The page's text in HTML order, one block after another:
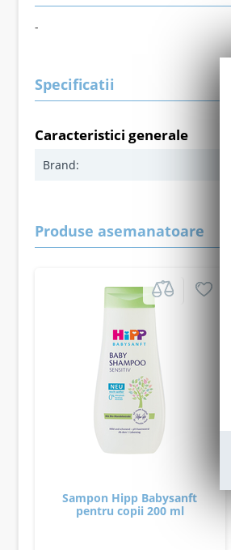
-
Specificatii
Caracteristici generale
Brand:
Produse asemanatoare
Sampon Hipp Babysanft
pentru copii 200 ml